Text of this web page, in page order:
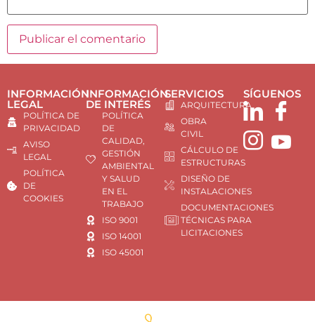
INFORMACIÓN
LEGAL
POLÍTICA DE
PRIVACIDAD
AVISO
LEGAL
POLÍTICA
DE
COOKIES
INFORMACIÓN
DE INTERÉS
POLÍTICA
DE
CALIDAD,
GESTIÓN
AMBIENTAL
Y SALUD
EN EL
TRABAJO
ISO 9001
ISO 14001
ISO 45001
SERVICIOS
ARQUITECTURA
OBRA
CIVIL
CÁLCULO DE
ESTRUCTURAS
DISEÑO DE
INSTALACIONES
DOCUMENTACIONES
TÉCNICAS PARA
LICITACIONES
SÍGUENOS